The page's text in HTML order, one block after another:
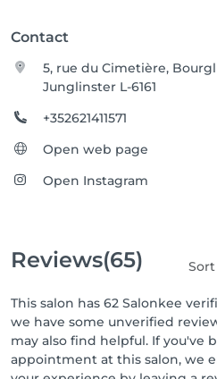
Contact
5, rue du Cimetière,
Junglinster L-6161
+352621411571
Open web page
Open Instagram
Reviews(65)
This salon has 62 Salonkee
we have some unverified
may also find helpful. If you've
appointment at this salon, we